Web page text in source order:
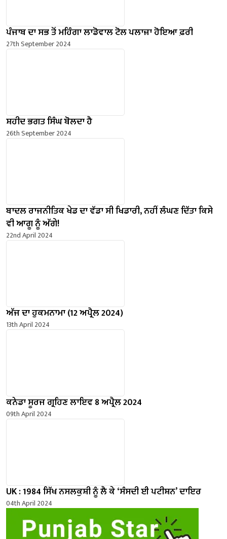
ਪੰਜਾਬ ਦਾ ਸਭ ਤੋਂ ਮਹਿੰਗਾ ਲਾਡੋਵਾਲ ਟੋਲ ਪਲਾਜ਼ਾ ਹੋਇਆ ਫ਼ਰੀ
27th September 2024
ਸ਼ਹੀਦ ਭਗਤ ਸਿੰਘ ਬੋਲਦਾ ਹੈ
26th September 2024
ਬਾਦਲ ਰਾਜਨੀਤਿਕ ਖੇਡ ਦਾ ਵੱਡਾ ਸੀ ਖਿਡਾਰੀ, ਨਹੀਂ ਲੰਘਣ ਦਿੱਤਾ ਕਿਸੇ
ਵੀ ਆਗੂ ਨੂੰ ਅੱਗੇ!
22nd April 2024
ਅੱਜ ਦਾ ਹੁਕਮਨਾਮਾ (12 ਅਪ੍ਰੈਲ 2024)
13th April 2024
ਕਨੇਡਾ ਸੂਰਜ ਗ੍ਰਹਿਣ ਲਾਇਵ 8 ਅਪ੍ਰੈਲ 2024
09th April 2024
UK : 1984 ਸਿੱਖ ਨਸਲਕੁਸ਼ੀ ਨੂੰ ਲੈ ਕੇ ‘ਸੰਸਦੀ ਈ ਪਟੀਸ਼ਨ’ ਦਾਇਰ
04th April 2024